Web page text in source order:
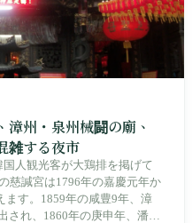
州・泉州械闘の廟、
雑する夜市
人観光客が大鶏排を掲げて
慈諴宮は1796年の嘉慶元年か
ます。1859年の咸豊9年、漳
され、1860年の庚申年、潘永